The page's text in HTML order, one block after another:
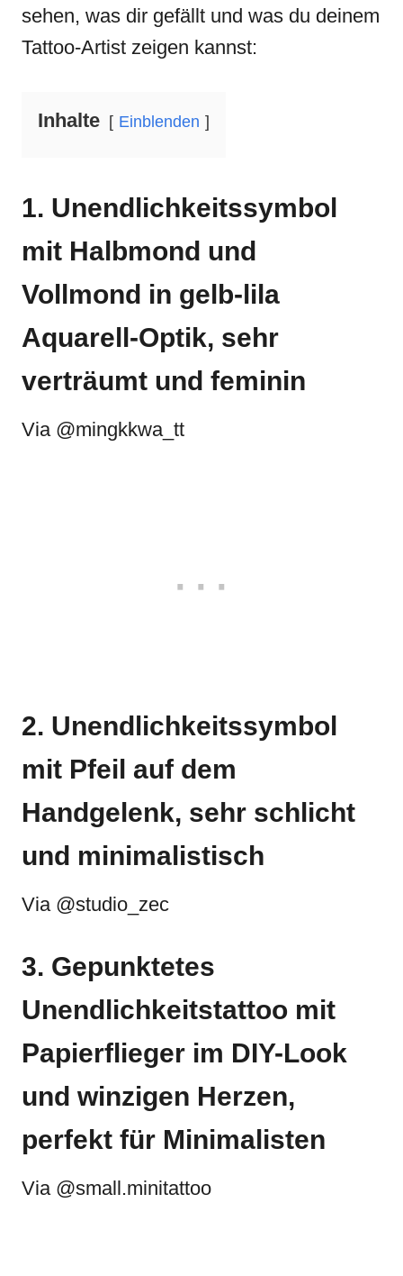
sehen, was dir gefällt und was du deinem
Tattoo-Artist zeigen kannst:
Inhalte Einblenden
1. Unendlichkeitssymbol
mit Halbmond und
Vollmond in gelb-lila
Aquarell-Optik, sehr
verträumt und feminin
Via @mingkkwa_tt
2. Unendlichkeitssymbol
mit Pfeil auf dem
Handgelenk, sehr schlicht
und minimalistisch
Via @studio_zec
3. Gepunktetes
Unendlichkeitstattoo mit
Papierflieger im DIY-Look
und winzigen Herzen,
perfekt für Minimalisten
Via @small.minitattoo